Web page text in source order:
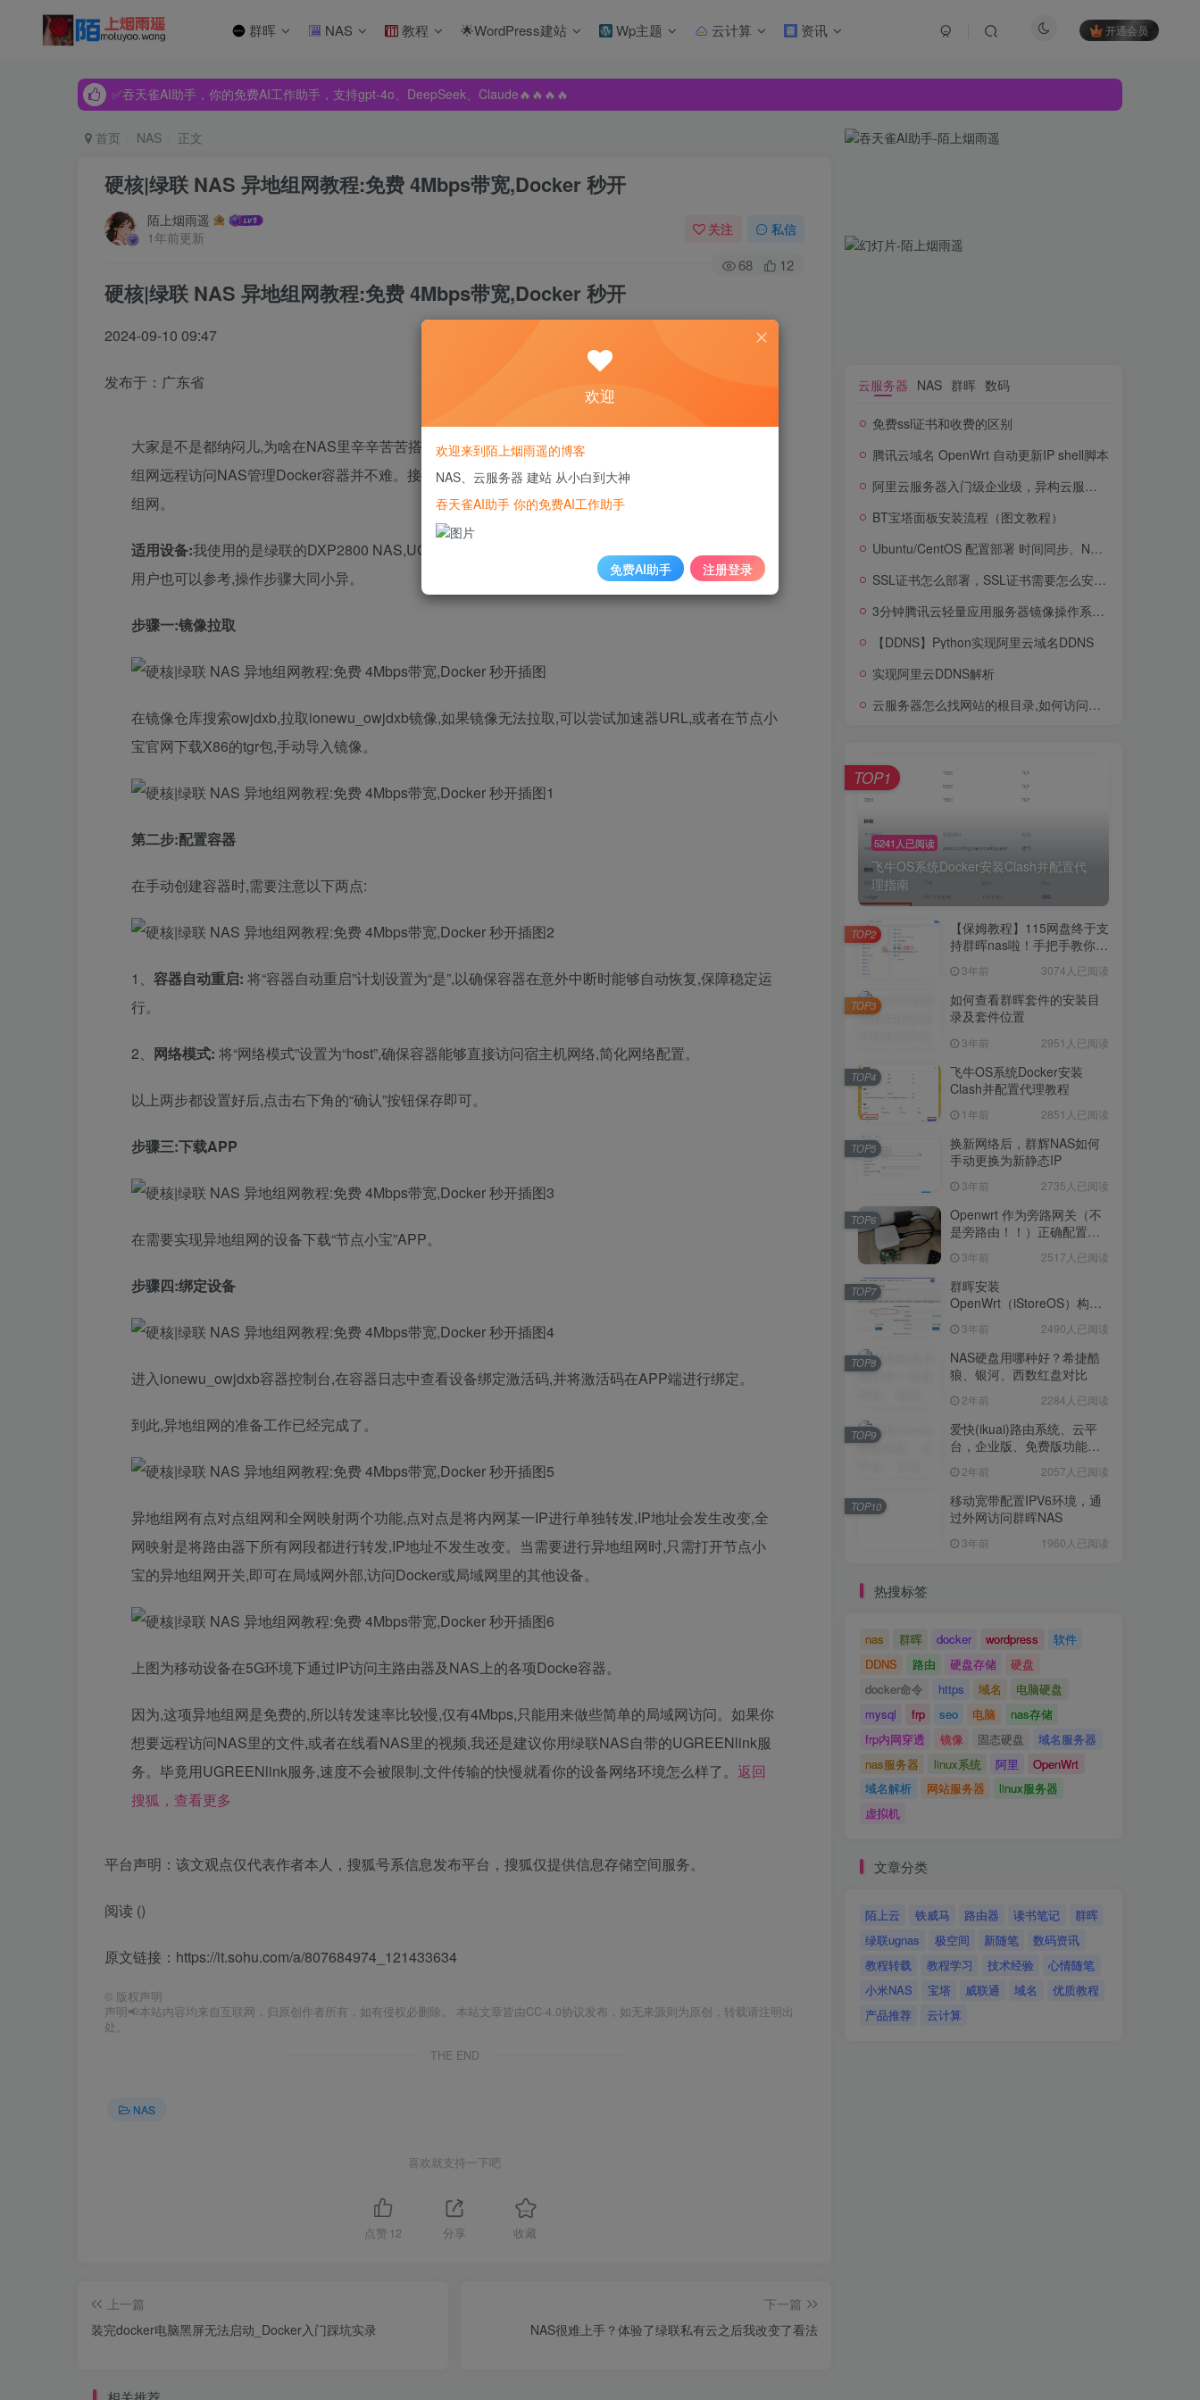
群晖 NAS 教程 🌟WordPress建站 Wp主题 云计算 资讯 开通会员
✅吞天雀AI助手，你的免费AI工作助手，支持gpt-4o、DeepSeek、Claude🔥🔥🔥🔥
✅吞天雀AI助手，你的免费AI工作助手，支持gpt-4o、DeepSeek、Claude🔥🔥🔥🔥
首页 NAS 正文
硬核|绿联 NAS 异地组网教程:免费 4Mbps带宽,Docker 秒开
陌上烟雨遥
1年前更新
关注 私信
68 12
硬核|绿联 NAS 异地组网教程:免费 4Mbps带宽,Docker 秒开
2024-09-10 09:47
发布于： 广东省
大家是不是都纳闷儿,为啥在NAS里辛辛苦苦搭好的Docker,一出家门就用不了了呢?其实,想要实现异地
组网远程访问NAS管理Docker容器并不难。接下来将为大家详细介绍,如何通过Docker实现跨平台异地
组网。
适用设备:我使用的是绿联的DXP2800 NAS,UGOS Pro系统用户可以直接跟着这篇教程操作,其他系统的
用户也可以参考,操作步骤大同小异。
步骤一:镜像拉取
在镜像仓库搜索owjdxb,拉取ionewu_owjdxb镜像,如果镜像无法拉取,可以尝试加速器URL,或者在节点小
宝官网下载X86的tgr包,手动导入镜像。
第二步:配置容器
在手动创建容器时,需要注意以下两点:
1、 容器自动重启: 将“容器自动重启”计划设置为“是”,以确保容器在意外中断时能够自动恢复,保障稳定运
行。
2、 网络模式: 将“网络模式”设置为“host”,确保容器能够直接访问宿主机网络,简化网络配置。
以上两步都设置好后,点击右下角的“确认”按钮保存即可。
步骤三:下载APP
在需要实现异地组网的设备下载“节点小宝”APP。
步骤四:绑定设备
进入ionewu_owjdxb容器控制台,在容器日志中查看设备绑定激活码,并将激活码在APP端进行绑定。
到此,异地组网的准备工作已经完成了。
异地组网有点对点组网和全网映射两个功能,点对点是将内网某一IP进行单独转发,IP地址会发生改变,全
网映射是将路由器下所有网段都进行转发,IP地址不发生改变。当需要进行异地组网时,只需打开节点小
宝的异地组网开关,即可在局域网外部,访问Docker或局域网里的其他设备。
上图为移动设备在5G环境下通过IP访问主路由器及NAS上的各项Docke容器。
因为,这项异地组网是免费的,所以转发速率比较慢,仅有4Mbps,只能用来做些简单的局域网访问。如果你
想要远程访问NAS里的文件,或者在线看NAS里的视频,我还是建议你用绿联NAS自带的UGREENlink服
务。毕竟用UGREENlink服务,速度不会被限制,文件传输的快慢就看你的设备网络环境怎么样了。 返回
搜狐，查看更多
平台声明：该文观点仅代表作者本人，搜狐号系信息发布平台，搜狐仅提供信息存储空间服务。
阅读 ()
原文链接：https://it.sohu.com/a/807684974_121433634
© 版权声明
声明📢本站内容均来自互联网，归原创作者所有，如有侵权必删除。 本站文章皆由CC-4.0协议发布，如无来源则为原创，转载请注明出
处。
THE END
NAS
喜欢就支持一下吧
点赞 12 分享 收藏
上一篇
装完docker电脑黑屏无法启动_Docker入门踩坑实录
下一篇
NAS很难上手？体验了绿联私有云之后我改变了看法
云服务器 NAS 群晖 数码
免费ssl证书和收费的区别
腾讯云域名 OpenWrt 自动更新IP shell脚本
阿里云服务器入门级企业级，异构云服务器、弹性裸金属服务器介绍
BT宝塔面板安装流程（图文教程）
Ubuntu/CentOS 配置部署 时间同步、NTP服务（chronyd，ntpd，ntpdate）
SSL证书怎么部署，SSL证书需要怎么安装你知道吗？
3分钟腾讯云轻量应用服务器镜像操作系统选择攻略一看就懂
【DDNS】Python实现阿里云域名DDNS
实现阿里云DDNS解析
云服务器怎么找网站的根目录,如何访问云服务器的根目录
5241人已阅读
飞牛OS系统Docker安装Clash并配置代
理指南
TOP1
【保姆教程】115网盘终于支
持群晖nas啦！手把手教你群
盘！3年前 3074人已阅读
TOP2
如何查看群晖套件的安装目
录及套件位置
3年前 2951人已阅读
TOP3
飞牛OS系统Docker安装
Clash并配置代理教程
1年前 2851人已阅读
TOP4
换新网络后，群辉NAS如何
手动更换为新静态IP
3年前 2735人已阅读
TOP5
Openwrt 作为旁路网关（不
是旁路由！！）正确配置方
3年前 2517人已阅读
TOP6
群晖安装
OpenWrt（iStoreOS）构建
3年前 2490人已阅读
TOP7
NAS硬盘用哪种好？希捷酷
狼、银河、西数红盘对比
2年前 2284人已阅读
TOP8
爱快(ikuai)路由系统、云平
台，企业版、免费版功能对
2年前 2057人已阅读
TOP9
移动宽带配置IPV6环境，通
过外网访问群晖NAS
3年前 1960人已阅读
TOP10
热搜标签
nas 群晖 docker wordpress
软件
DDNS
路由 硬盘存储
硬盘
docker命令
https 域名
电脑硬盘
mysql
frp seo 电脑
nas存储
frp内网穿透
镜像 固态硬盘
域名服务器
nas服务器
linux系统 阿里
OpenWrt
域名解析
网站服务器
linux服务器
虚拟机
文章分类
陌上云 铁威马 路由器 读书笔记
群晖
绿联ugnas
极空间 新随笔
数码资讯
教程转载
教程学习 技术经验
心情随笔
小米NAS
宝塔 威联通 域名
优质教程
产品推荐
云计算
欢迎
欢迎来到陌上烟雨遥的博客
NAS、云服务器 建站 从小白到大神
吞天雀AI助手 你的免费AI工作助手
免费AI助手 注册登录